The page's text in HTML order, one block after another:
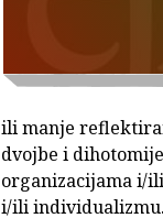
ili manje
dvojbe i
organizacijama i/
i/ili individualizmu.